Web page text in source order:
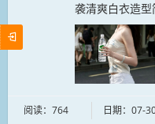
袭清爽白衣造型
矿泉水，悠然享
阅读：764 日期：07-